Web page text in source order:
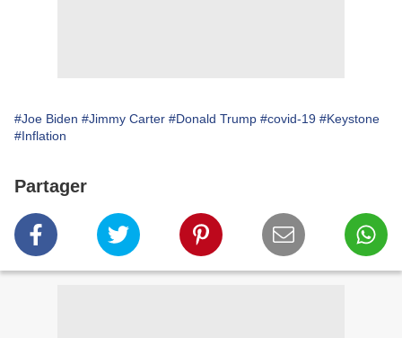
#Joe Biden #Jimmy Carter #Donald Trump #covid-19 #Keystone
#Inflation
Partager